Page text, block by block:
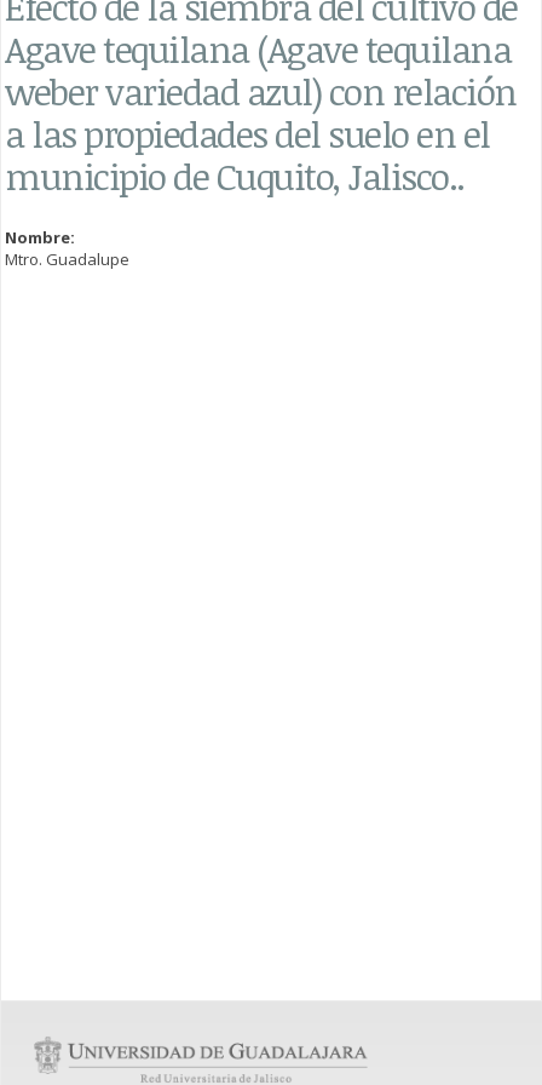
Agave tequilana (Agave tequilana
weber variedad azul) con relación
a las propiedades del suelo en el
municipio de Cuquito, Jalisco..
Nombre:
Mtro. Guadalupe